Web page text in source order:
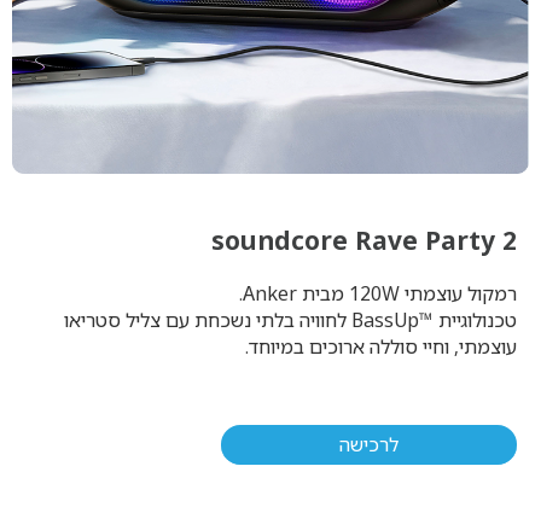
soundcore Rave Party 2
רמקול עוצמתי 120W מבית Anker.
טכנולוגיית ™BassUp לחוויה בלתי נשכחת עם צליל סטריאו
עוצמתי, וחיי סוללה ארוכים במיוחד.
לרכישה